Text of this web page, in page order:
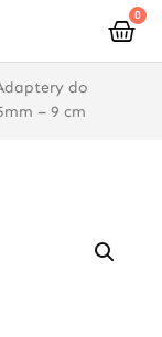
0
do
– 9 cm